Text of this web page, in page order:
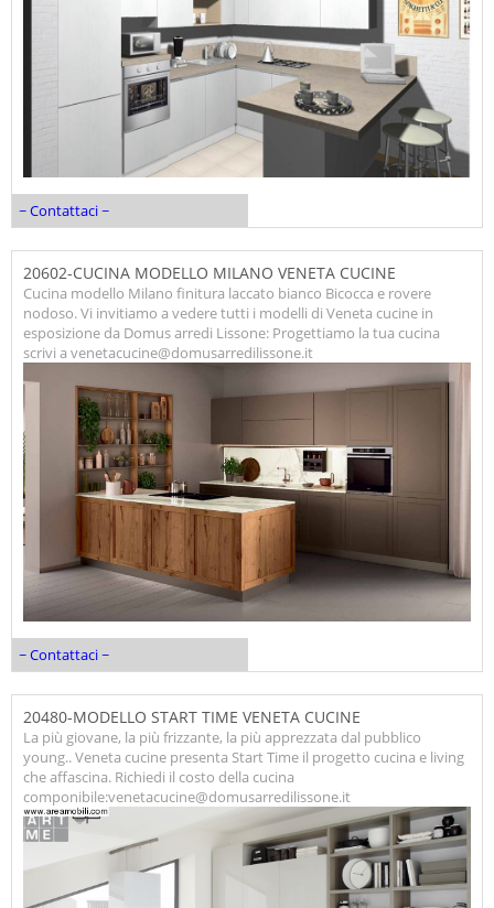
~ Contattaci ~
20602-CUCINA MODELLO MILANO VENETA CUCINE
Cucina modello Milano finitura laccato bianco Bicocca e rovere
nodoso. Vi invitiamo a vedere tutti i modelli di Veneta cucine in
esposizione da Domus arredi Lissone: Progettiamo la tua cucina
scrivi a venetacucine@domusarredilissone.it
~ Contattaci ~
20480-MODELLO START TIME VENETA CUCINE
La più giovane, la più frizzante, la più apprezzata dal pubblico
young.. Veneta cucine presenta Start Time il progetto cucina e living
che affascina. Richiedi il costo della cucina
componibile:venetacucine@domusarredilissone.it